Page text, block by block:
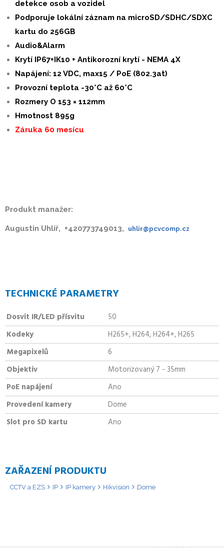
detekce osob a vozidel
Podporuje lokální záznam na microSD/SDHC/SDXC
kartu do 256GB
Audio&Alarm
Krytí IP67+IK10 + Antikorozní krytí - NEMA 4X
Napájení: 12 VDC, max15 / PoE (802.3at)
Provozní teplota -30°C až 60°C
Rozmery O 153 × 112mm
Hmotnost 895g
Záruka 60 mesícu
Produkt manažer:
Augustin Uhlíř, +420773749013, uhlir@pcvcomp.cz
TECHNICKÉ PARAMETRY
Dosvit IR/LED přísvitu
50
Kodeky
H265+, H264, H264+, H265
Megapixelů
6
Objektiv
Motorizovaný 7 - 35mm
PoE napájení
Ano
Provedení kamery
Dome
Slot pro SD kartu
Ano
ZAŘAZENÍ PRODUKTU
CCTV a EZS IP IP kamery Hikvision Dome